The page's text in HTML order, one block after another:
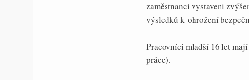
zaměstnanci vystaveni
výsledků k ohrožení
Pracovníci mladší 16 let
práce).